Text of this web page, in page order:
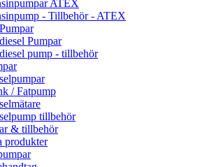
ATEX
- Tillbehör - ATEX
Pumpar
pump - tillbehör
/ Fatpump
tillbehör
& tillbehör
produkter